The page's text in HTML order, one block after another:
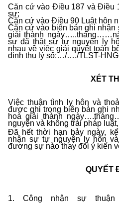
Căn cứ vào Điều 187 và Điều
sự;
Căn cứ vào Điều 90 Luật hôn
Căn cứ vào biên bản ghi
giải thành
sự đã thật sự tự nguyện ly
nhau về việc giải quyết toàn
đình thụ lý số:…/…./TLST-
XÉT
Việc thuận tình ly hôn và
được ghi trong biên bản ghi
hoà giải thành
nguyện và không trái pháp
Đã hết thời hạn bảy ngày,
nhận sự tự nguyện ly hôn
đương sự nào thay đổi ý kiến
QUYẾT
1. Công nhận sự